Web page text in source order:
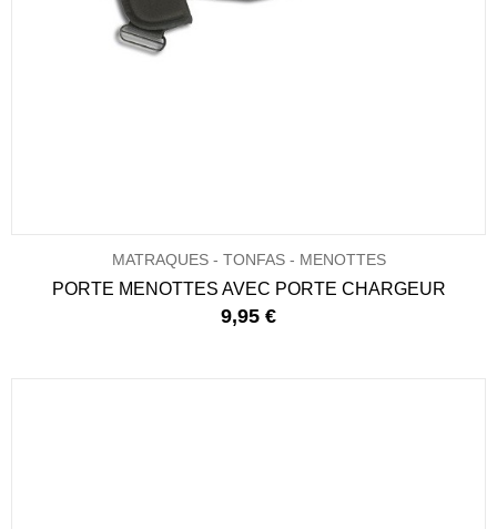
MATRAQUES - TONFAS - MENOTTES
PORTE MENOTTES AVEC PORTE CHARGEUR
9,95 €